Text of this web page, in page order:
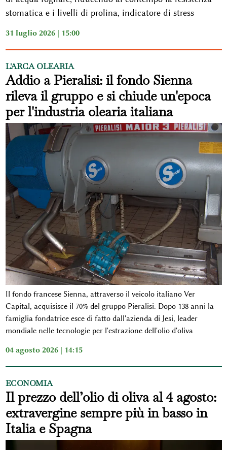
stomatica e i livelli di prolina, indicatore di stress
31 luglio 2026 | 15:00
L'ARCA OLEARIA
Addio a Pieralisi: il fondo Sienna
rileva il gruppo e si chiude un'epoca
per l'industria olearia italiana
Il fondo francese Sienna, attraverso il veicolo italiano Ver
Capital, acquisisce il 70% del gruppo Pieralisi. Dopo 138 anni la
famiglia fondatrice esce di fatto dall'azienda di Jesi, leader
mondiale nelle tecnologie per l'estrazione dell'olio d'oliva
04 agosto 2026 | 14:15
ECONOMIA
Il prezzo dell’olio di oliva al 4 agosto:
extravergine sempre più in basso in
Italia e Spagna